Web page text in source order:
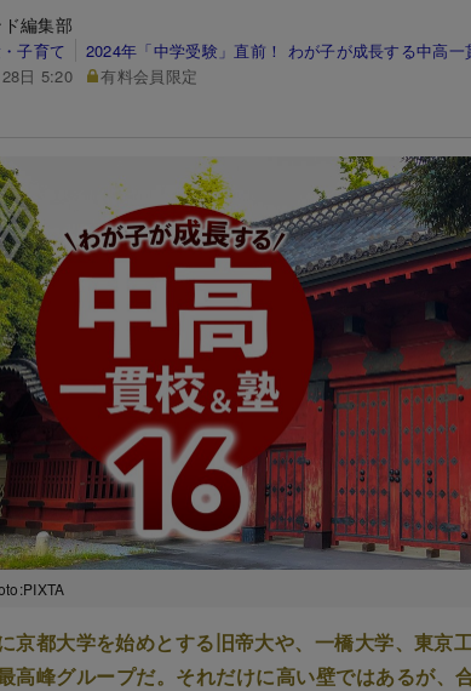
編集部
子育て
2024年「中学受験」直前！ わが子が成長する中高一
日 5:20
有料会員限定
京都大学を始めとする旧帝大や、一橋大学、東京
高峰グループだ。それだけに高い壁ではあるが、